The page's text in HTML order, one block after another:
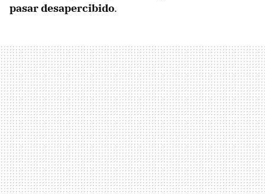
pasar desapercibido.